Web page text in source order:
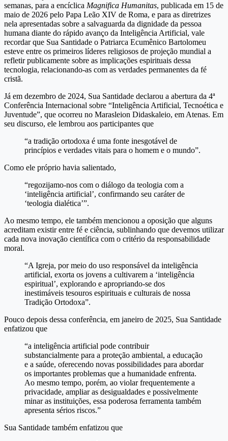
semanas, para a encíclica Magnifica Humanitas, publicada em 15 de
maio de 2026 pelo Papa Leão XIV de Roma, e para as diretrizes
nela apresentadas sobre a salvaguarda da dignidade da pessoa
humana diante do rápido avanço da Inteligência Artificial, vale
recordar que Sua Santidade o Patriarca Ecumênico Bartolomeu
esteve entre os primeiros líderes religiosos de projeção mundial a
refletir publicamente sobre as implicações espirituais dessa
tecnologia, relacionando-as com as verdades permanentes da fé
cristã.
Já em dezembro de 2024, Sua Santidade declarou a abertura da 4ª
Conferência Internacional sobre “Inteligência Artificial, Tecnoética e
Juventude”, que ocorreu no Marasleion Didaskaleio, em Atenas. Em
seu discurso, ele lembrou aos participantes que
“a tradição ortodoxa é uma fonte inesgotável de
princípios e verdades vitais para o homem e o mundo”.
Como ele próprio havia salientado,
“regozijamo-nos com o diálogo da teologia com a
‘inteligência artificial’, confirmando seu caráter de
‘teologia dialética’”.
Ao mesmo tempo, ele também mencionou a oposição que alguns
acreditam existir entre fé e ciência, sublinhando que devemos utilizar
cada nova inovação científica com o critério da responsabilidade
moral.
“A Igreja, por meio do uso responsável da inteligência
artificial, exorta os jovens a cultivarem a ‘inteligência
espiritual’, explorando e apropriando-se dos
inestimáveis ​​tesouros espirituais e culturais de nossa
Tradição Ortodoxa”.
Pouco depois dessa conferência, em janeiro de 2025, Sua Santidade
enfatizou que
“a inteligência artificial pode contribuir
substancialmente para a proteção ambiental, a educação
e a saúde, oferecendo novas possibilidades para abordar
os importantes problemas que a humanidade enfrenta.
Ao mesmo tempo, porém, ao violar frequentemente a
privacidade, ampliar as desigualdades e possivelmente
minar as instituições, essa poderosa ferramenta também
apresenta sérios riscos.”
Sua Santidade também enfatizou que